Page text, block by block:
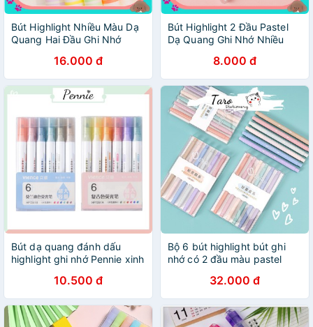
Bút Highlight Nhiều Màu Dạ
Quang Hai Đầu Ghi Nhớ
16.000 đ
Bút Highlight 2 Đầu Pastel
Dạ Quang Ghi Nhớ Nhiều
8.000 đ
Bút dạ quang đánh dấu
highlight ghi nhớ Pennie xinh
10.500 đ
Bộ 6 bút highlight bút ghi
nhớ có 2 đầu màu pastel
32.000 đ